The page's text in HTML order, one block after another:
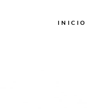
INICIO